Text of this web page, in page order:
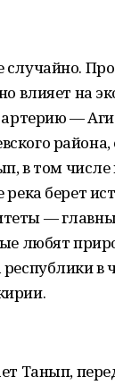
влияет на
артерию —
в том
берет
—
любят
в
Танып,